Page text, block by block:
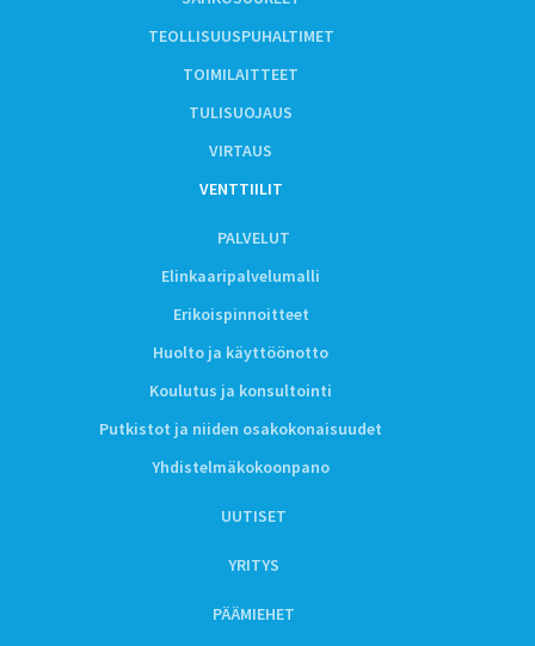
TEOLLISUUSPUHALTIMET
TOIMILAITTEET
TULISUOJAUS
VIRTAUS
VENTTIILIT
PALVELUT
Elinkaaripalvelumalli
Erikoispinnoitteet
Huolto ja käyttöönotto
Koulutus ja konsultointi
Putkistot ja niiden osakokonaisuudet
Yhdistelmäkokoonpano
UUTISET
YRITYS
PÄÄMIEHET